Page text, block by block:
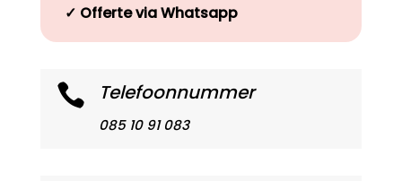
✓ Offerte via Whatsapp
 Telefoonnummer
085 10 91 083